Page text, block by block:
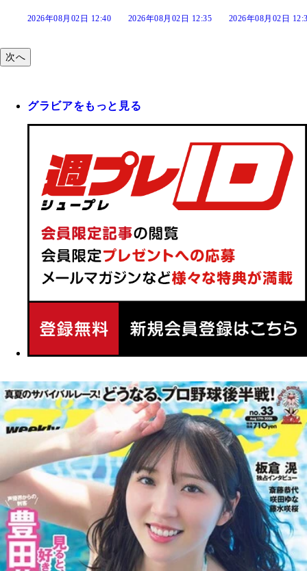
2026年08月02日 12:35 2026年08月02日 12:30 2026年08月02日
次へ
グラビアをもっと見る